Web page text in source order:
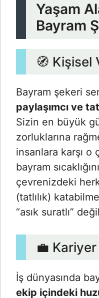
Yaşam
Bayram
🧭 Kişisel
Bayram şekeri
paylaşımcı ve
Sizin en büyük
zorluklarına
insanlara karşı
bayram
çevrenizdeki
(tatlılık)
“asık suratlı”
💼
İş dünyasında
ekip içindeki